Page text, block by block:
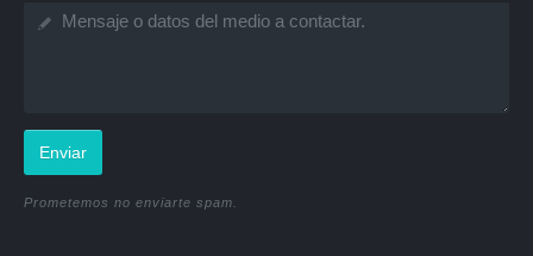
Enviar
Prometemos no enviarte spam.